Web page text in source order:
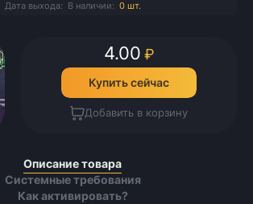
Дата выхода: В наличии: 0 шт.
Описание товара
Системные требования
Как активировать?
4.00 ₽
Купить сейчас
Добавить в корзину